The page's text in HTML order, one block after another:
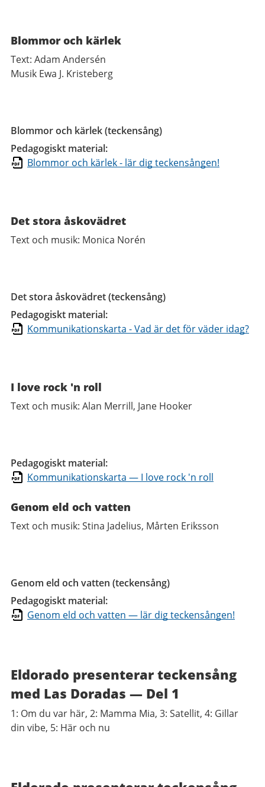
Blommor och kärlek
Text: Adam Andersén
Musik Ewa J. Kristeberg
Blommor och kärlek (teckensång)
Pedagogiskt material:
Blommor och kärlek - lär dig teckensången!
Det stora åskovädret
Text och musik: Monica Norén
Det stora åskovädret (teckensång)
Pedagogiskt material:
Kommunikationskarta - Vad är det för väder idag?
I love rock 'n roll
Text och musik: Alan Merrill, Jane Hooker
Pedagogiskt material:
Kommunikationskarta — I love rock 'n roll
Genom eld och vatten
Text och musik: Stina Jadelius, Mårten Eriksson
Genom eld och vatten (teckensång)
Pedagogiskt material:
Genom eld och vatten — lär dig teckensången!
Eldorado presenterar teckensång
med Las Doradas — Del 1
1: Om du var här, 2: Mamma Mia, 3: Satellit, 4: Gillar
din vibe, 5: Här och nu